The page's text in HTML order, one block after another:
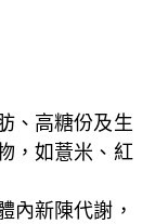
、高糖份及生
，如薏米、紅
內新陳代謝，